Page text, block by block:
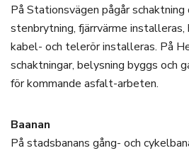
På Stationsvägen pågår schaktning
stenbrytning, fjärrvärme
kabel- och telerör installeras. På
schaktningar, belysning byggs och
för kommande asfalt-arbeten.
Baanan
På stadsbanans gång- och